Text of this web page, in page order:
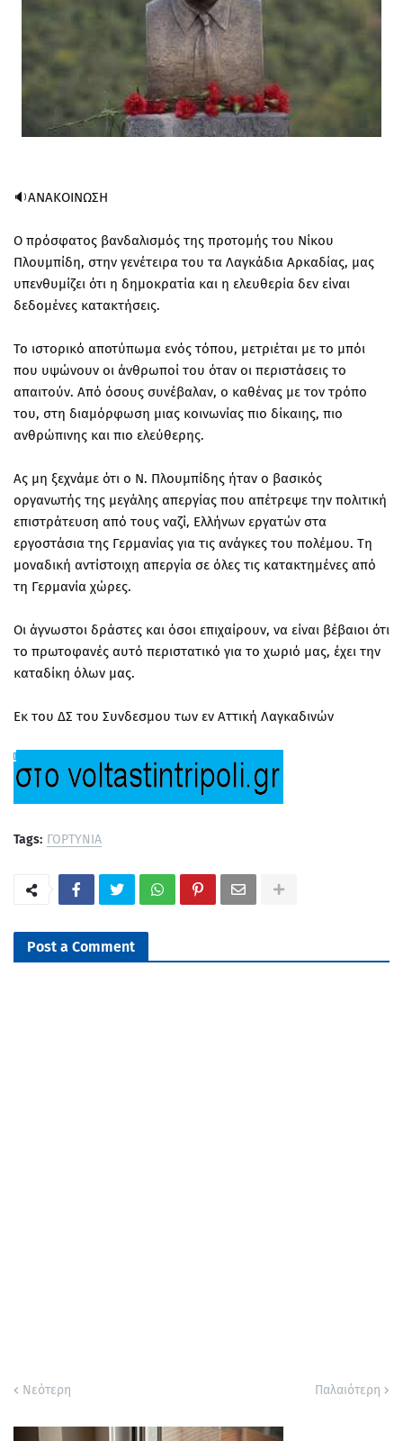
🔉ΑΝΑΚΟΙΝΩΣΗ
Ο πρόσφατος βανδαλισμός της προτομής του Νίκου
Πλουμπίδη, στην γενέτειρα του τα Λαγκάδια Αρκαδίας, μας
υπενθυμίζει ότι η δημοκρατία και η ελευθερία δεν είναι
δεδομένες κατακτήσεις.
Το ιστορικό αποτύπωμα ενός τόπου, μετριέται με το μπόι
που υψώνουν οι άνθρωποί του όταν οι περιστάσεις το
απαιτούν. Από όσους συνέβαλαν, ο καθένας με τον τρόπο
του, στη διαμόρφωση μιας κοινωνίας πιο δίκαιης, πιο
ανθρώπινης και πιο ελεύθερης.
Ας μη ξεχνάμε ότι ο Ν. Πλουμπίδης ήταν ο βασικός
οργανωτής της μεγάλης απεργίας που απέτρεψε την πολιτική
επιστράτευση από τους ναζί, Ελλήνων εργατών στα
εργοστάσια της Γερμανίας για τις ανάγκες του πολέμου. Τη
μοναδική αντίστοιχη απεργία σε όλες τις κατακτημένες από
τη Γερμανία χώρες.
Οι άγνωστοι δράστες και όσοι επιχαίρουν, να είναι βέβαιοι ότι
το πρωτοφανές αυτό περιστατικό για το χωριό μας, έχει την
καταδίκη όλων μας.
Εκ του ΔΣ του Συνδεσμου των εν Αττική Λαγκαδινών
Tags: ΓΟΡΤΥΝΙΑ
Post a Comment
Νεότερη Παλαιότερη